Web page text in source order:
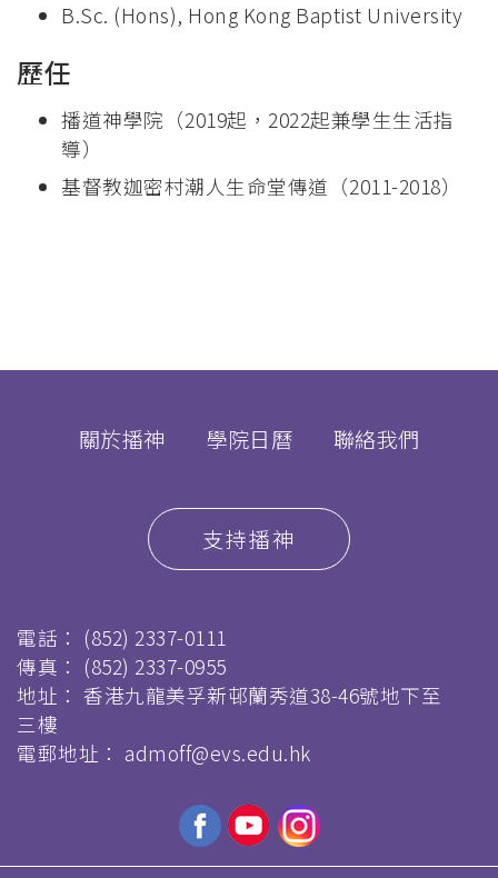
B.Sc. (Hons), Hong Kong Baptist University
歷任
播道神學院（2019起，2022起兼學生生活指
導）
基督教迦密村潮人生命堂傳道（2011-2018）
關於播神 學院日曆 聯絡我們
支持播神
電話： (852) 2337-0111
傳真： (852) 2337-0955
地址： 香港九龍美孚新邨蘭秀道38-46號地下至
三樓
電郵地址： admoff@evs.edu.hk